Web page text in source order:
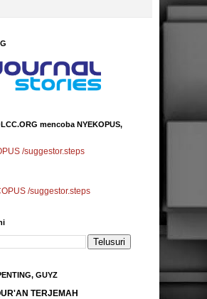
mencoba NYEKOPUS,
/suggestor.steps
/suggestor.steps
GUYZ
TERJEMAH